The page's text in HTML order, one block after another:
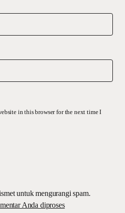
in this browser for the next time I
untuk mengurangi spam.
Anda diproses